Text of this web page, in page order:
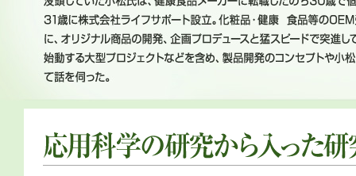
げ、31歳に株式会社ライフサポート設立。化粧品・健康 食品等のOEM受
2010年に始動する大型プロジェクトなどを含め、製品開発のコンセプトや